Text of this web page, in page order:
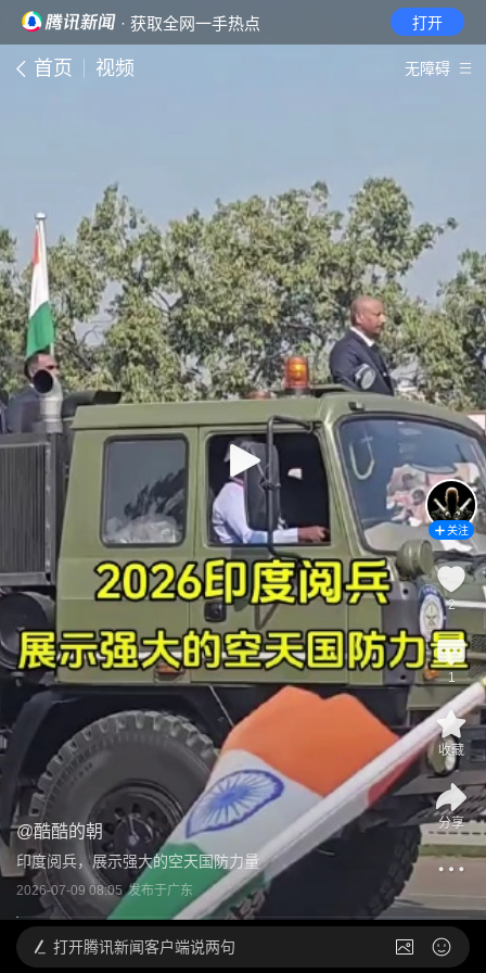
· 获取全网一手热点 打开
首页 视频 无障碍
@酷酷的朝
印度阅兵，展示强大的空天国防力量
2026-07-09 08:05 发布于广东
关注
2
1
收藏
分享
打开腾讯新闻客户端说两句